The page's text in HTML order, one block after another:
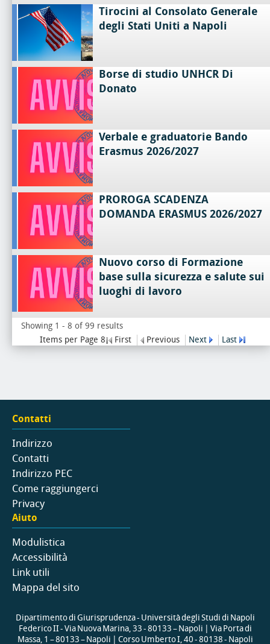
Tirocini al Consolato Generale
degli Stati Uniti a Napoli
Borse di studio UNHCR Di
Donato
Verbale e graduatorie Bando
Erasmus 2026/2027
PROROGA SCADENZA
DOMANDA ERASMUS 2026/2027
Nuovo corso di Formazione
base sulla sicurezza e salute sui
luoghi di lavoro
Showing 1 - 8 of 99 results
Items per Page 8
First Previous Next Last
Contatti
Indirizzo
Contatti
Indirizzo PEC
Come raggiungerci
Privacy
Aiuto
Modulistica
Accessibilità
Link utili
Mappa del sito
Dipartimento di Giurisprudenza - Università degli Studi di Napoli
Federico II - Via Nuova Marina, 33 - 80133 – Napoli | Via Porta di
Massa, 1 – 80133 – Napoli | Corso Umberto I, 40 - 80138 - Napoli